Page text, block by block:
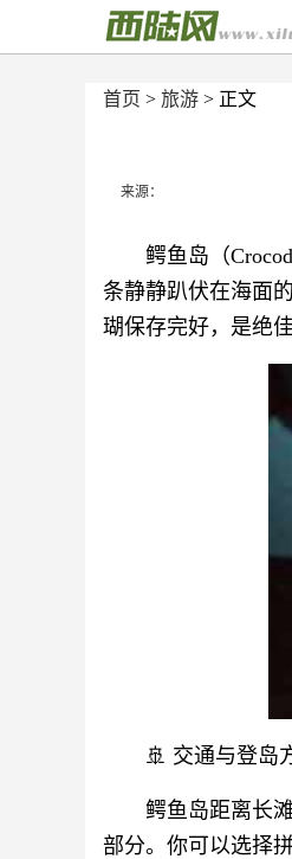
首页 > 旅游 > 正文
来源：
鳄鱼岛（
条静静趴伏在海面
瑚保存完好，是绝
🚢 交通与登岛
鳄鱼岛距离长
部分。你可以选择